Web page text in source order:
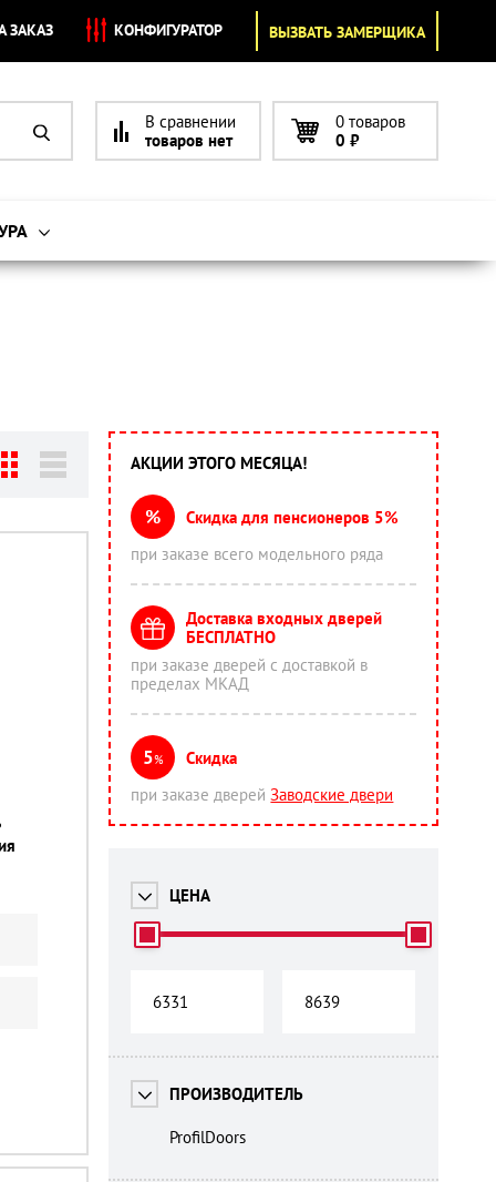
ЗАКАЗ КОНФИГУРАТОР ВЫЗВАТЬ ЗАМЕРЩИКА
В сравнении
товаров нет
0 товаров
0 ₽
АКЦИИ ЭТОГО МЕСЯЦА!
%
Скидка для пенсионеров 5%
при заказе всего модельного ряда
Доставка входных дверей
БЕСПЛАТНО
при заказе дверей с доставкой в
пределах МКАД
5%
Скидка
при заказе дверейЗаводские двери
ЦЕНА
ПРОИЗВОДИТЕЛЬ
ProfilDoors